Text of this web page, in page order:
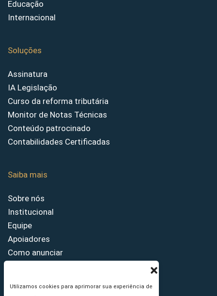
Utilizamos cookies para aprimorar sua experiência de
Educação
Internacional
Soluções
Assinatura
IA Legislação
Curso da reforma tributária
Monitor de Notas Técnicas
Conteúdo patrocinado
Contabilidades Certificadas
Saiba mais
Sobre nós
Institucional
Equipe
Apoiadores
Como anunciar